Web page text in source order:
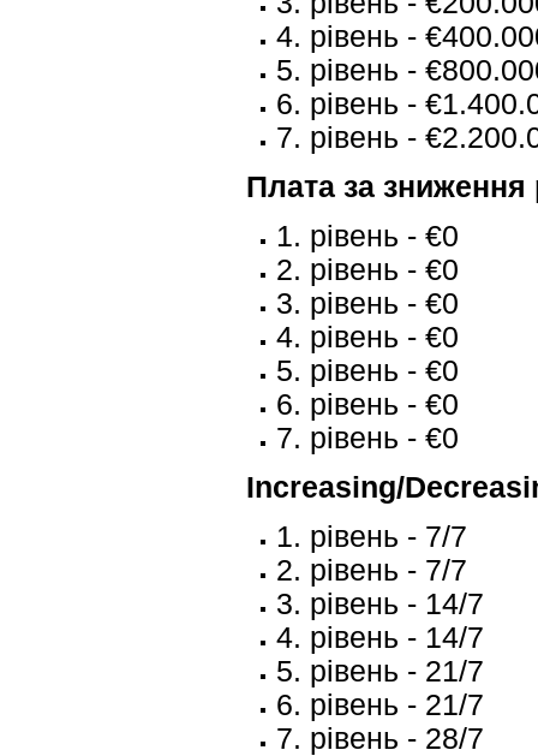
4. рівень -
5. рівень -
6. рівень -
7. рівень -
Плата за зниження
1. рівень - €0
2. рівень - €0
3. рівень - €0
4. рівень - €0
5. рівень - €0
6. рівень - €0
7. рівень - €0
Increasing/
1. рівень - 7/7
2. рівень - 7/7
3. рівень - 14/7
4. рівень - 14/7
5. рівень - 21/7
6. рівень - 21/7
7. рівень - 28/7